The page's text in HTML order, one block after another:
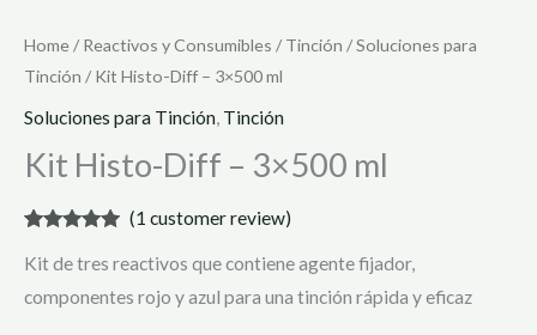
Home/Reactivos y Consumibles /Tinción /Soluciones para
Tinción / Kit Histo-Diff – 3×500 ml
Soluciones para Tinción, Tinción
Kit Histo-Diff – 3×500 ml
out of 5
customer
(1 customer review)
Kit de tres reactivos que contiene agente fijador,
componentes rojo y azul para una tinción rápida y eficaz